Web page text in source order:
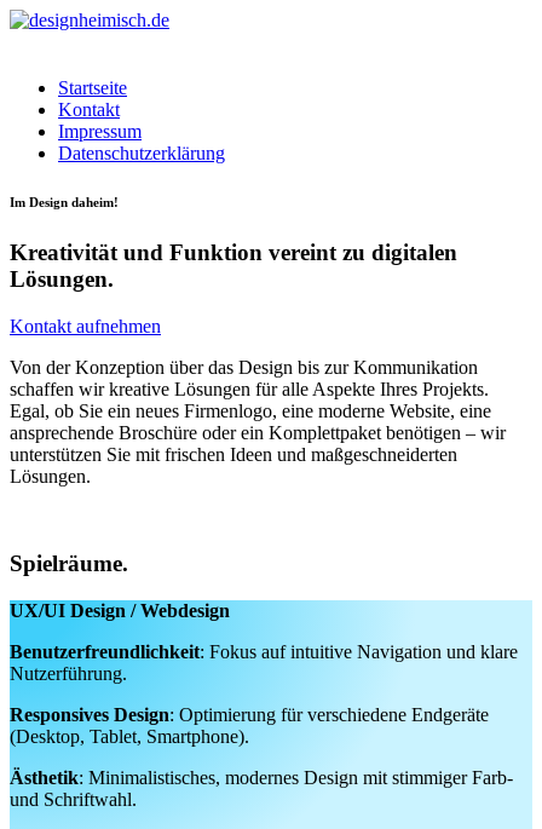
Startseite
Kontakt
Impressum
Datenschutzerklärung
Im Design daheim!
Kreativität und Funktion vereint zu digitalen
Lösungen.
Kontakt aufnehmen
Von der Konzeption über das Design bis zur Kommunikation
schaffen wir kreative Lösungen für alle Aspekte Ihres Projekts.
Egal, ob Sie ein neues Firmenlogo, eine moderne Website, eine
ansprechende Broschüre oder ein Komplettpaket benötigen – wir
unterstützen Sie mit frischen Ideen und maßgeschneiderten
Lösungen.
Spielräume.
UX/UI Design / Webdesign
Benutzerfreundlichkeit: Fokus auf intuitive Navigation und klare
Nutzerführung.
Responsives Design: Optimierung für verschiedene Endgeräte
(Desktop, Tablet, Smartphone).
Ästhetik: Minimalistisches, modernes Design mit stimmiger Farb-
und Schriftwahl.